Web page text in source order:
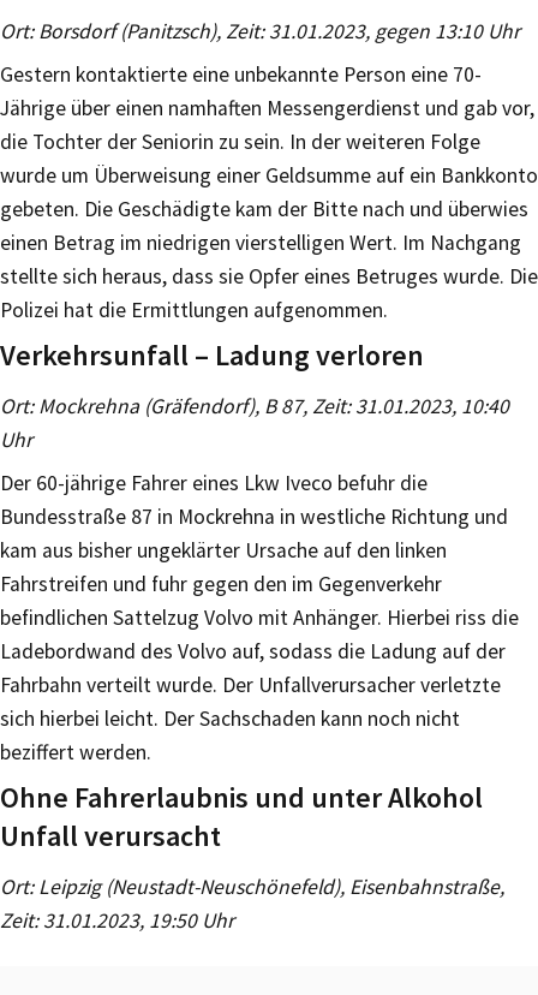
Ort: Borsdorf (Panitzsch), Zeit: 31.01.2023, gegen 13:10 Uhr
Gestern kontaktierte eine unbekannte Person eine 70-
Jährige über einen namhaften Messengerdienst und gab vor,
die Tochter der Seniorin zu sein. In der weiteren Folge
wurde um Überweisung einer Geldsumme auf ein Bankkonto
gebeten. Die Geschädigte kam der Bitte nach und überwies
einen Betrag im niedrigen vierstelligen Wert. Im Nachgang
stellte sich heraus, dass sie Opfer eines Betruges wurde. Die
Polizei hat die Ermittlungen aufgenommen.
Verkehrsunfall – Ladung verloren
Ort: Mockrehna (Gräfendorf), B 87, Zeit: 31.01.2023, 10:40
Uhr
Der 60-jährige Fahrer eines Lkw Iveco befuhr die
Bundesstraße 87 in Mockrehna in westliche Richtung und
kam aus bisher ungeklärter Ursache auf den linken
Fahrstreifen und fuhr gegen den im Gegenverkehr
befindlichen Sattelzug Volvo mit Anhänger. Hierbei riss die
Ladebordwand des Volvo auf, sodass die Ladung auf der
Fahrbahn verteilt wurde. Der Unfallverursacher verletzte
sich hierbei leicht. Der Sachschaden kann noch nicht
beziffert werden.
Ohne Fahrerlaubnis und unter Alkohol
Unfall verursacht
Ort: Leipzig (Neustadt-Neuschönefeld), Eisenbahnstraße,
Zeit: 31.01.2023, 19:50 Uhr